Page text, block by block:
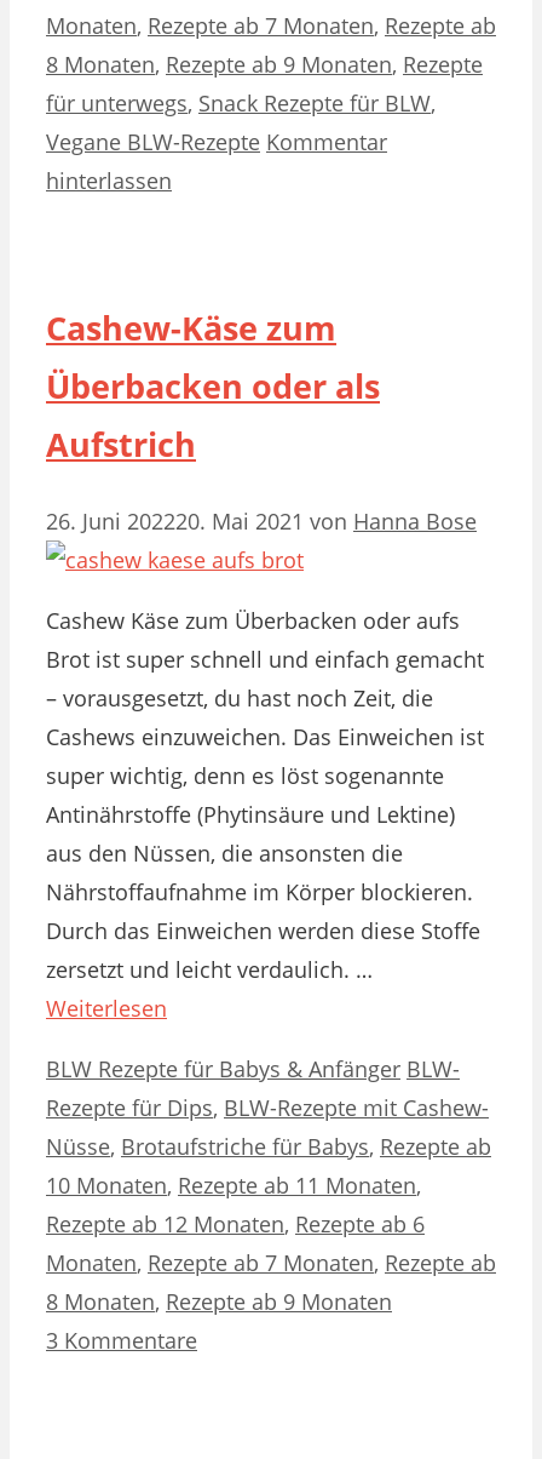
Monaten, Rezepte ab 7 Monaten, Rezepte ab
8 Monaten, Rezepte ab 9 Monaten, Rezepte
für unterwegs, Snack Rezepte für BLW,
Vegane BLW-Rezepte Kommentar
hinterlassen
Cashew-Käse zum
Überbacken oder als
Aufstrich
26. Juni 202220. Mai 2021 von Hanna Bose
Cashew Käse zum Überbacken oder aufs
Brot ist super schnell und einfach gemacht
– vorausgesetzt, du hast noch Zeit, die
Cashews einzuweichen. Das Einweichen ist
super wichtig, denn es löst sogenannte
Antinährstoffe (Phytinsäure und Lektine)
aus den Nüssen, die ansonsten die
Nährstoffaufnahme im Körper blockieren.
Durch das Einweichen werden diese Stoffe
zersetzt und leicht verdaulich. …
Weiterlesen
Kategorien
BLW Rezepte für Babys & Anfänger Schlagwörter
BLW-
Rezepte für Dips, BLW-Rezepte mit Cashew-
Nüsse, Brotaufstriche für Babys, Rezepte ab
10 Monaten, Rezepte ab 11 Monaten,
Rezepte ab 12 Monaten, Rezepte ab 6
Monaten, Rezepte ab 7 Monaten, Rezepte ab
8 Monaten, Rezepte ab 9 Monaten
3 Kommentare